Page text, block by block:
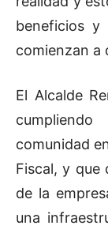
beneficios y
comienzan a
El Alcalde
comunidad
Fiscal, y que
de la
una